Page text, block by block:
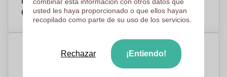
€0,71 Por pieza, base en 2500 piezas
usted les haya proporcionado o que ellos hayan
recopilado como parte de su uso de los servicios.
Rechazar ¡Entiendo!